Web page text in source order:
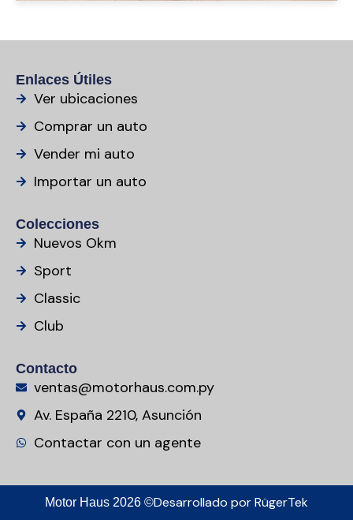
Enlaces Útiles
Ver ubicaciones
Comprar un auto
Vender mi auto
Importar un auto
Colecciones
Nuevos Okm
Sport
Classic
Club
Contacto
ventas@motorhaus.com.py
Av. España 2210, Asunción
Contactar con un agente
Motor Haus 2026 ©Desarrollado porRügerTek